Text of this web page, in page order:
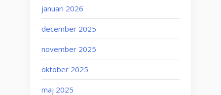
januari 2026
december 2025
november 2025
oktober 2025
maj 2025